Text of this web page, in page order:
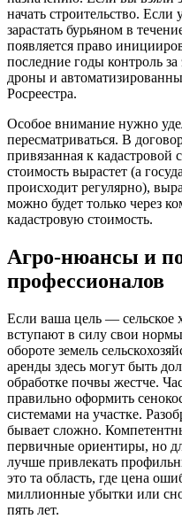
начать строительство. Если
зарастать бурьяном в
появляется право
последние годы контроль
дроны и
Росреестра.
Особое внимание нужно
пересматриваться. В
привязанная к кадастровой
стоимость вырастет (а
происходит регулярно),
можно будет только через
кадастровую стоимость.
Агро-нюансы и
профессионалов
Если ваша цель — сельское
вступают в силу свои
обороте земель
аренды здесь могут быть
обработке почвы жестче.
правильно оформить
системами на участке.
бывает сложно.
первичные ориентиры, но
лучше привлекать
это та область, где цена
миллионные убытки или
пять лет.